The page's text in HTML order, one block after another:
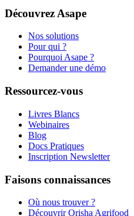
Découvrez Asape
Nos solutions
Pour qui ?
Pourquoi Asape ?
Demander une démo
Ressourcez-vous
Livres Blancs
Webinaires
Blog
Docs Pratiques
Inscription Newsletter
Faisons connaissances
Où nous trouver ?
Découvrir Orisha Agrifood